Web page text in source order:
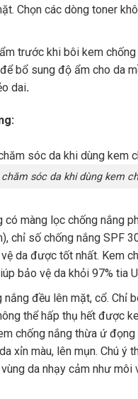
Chọn các dòng toner
trước khi bôi kem chống
bổ sung độ ẩm cho da
dai.
sóc da khi dùng kem
có màng lọc chống nắng
chỉ số chống nắng SPF
da được tốt nhất. Kem
bảo vệ da khỏi 97% tia
nắng đều lên mặt, cổ. Chỉ
thể hấp thụ hết được
chống nắng thừa ứ
xỉn màu, lên mụn. Chú ý
da nhạy cảm như môi